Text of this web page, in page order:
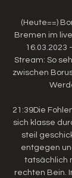
(Heute==)
Bremen im
16.03.2023
Stream: So
zwischen
21:39Die
sich klasse
steil
entgegen
tatsächlich
rechten Bein.